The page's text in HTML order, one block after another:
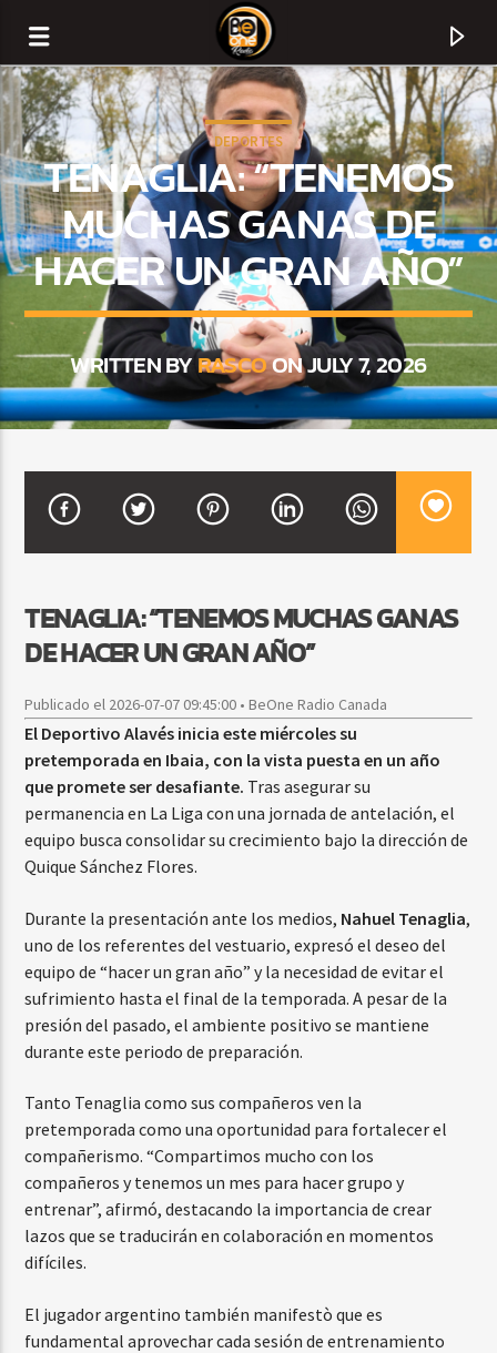
CURRENT TRACK
ARTIST
BALADAS ROMÁNTICAS
4:00 AM 6:00 AM
Beone Radio
DEPORTES
TENAGLIA: “TENEMOS
MUCHAS GANAS DE
HACER UN GRAN AÑO”
WRITTEN BYRASCOON JULY 7, 2026
TENAGLIA: “TENEMOS MUCHAS GANAS
DE HACER UN GRAN AÑO”
Publicado el 2026-07-07 09:45:00 • BeOne Radio Canada
El Deportivo Alavés inicia este miércoles su
pretemporada en Ibaia, con la vista puesta en un año
que promete ser desafiante. Tras asegurar su
permanencia en La Liga con una jornada de antelación, el
equipo busca consolidar su crecimiento bajo la dirección de
Quique Sánchez Flores.
Durante la presentación ante los medios, Nahuel Tenaglia,
uno de los referentes del vestuario, expresó el deseo del
equipo de “hacer un gran año” y la necesidad de evitar el
sufrimiento hasta el final de la temporada. A pesar de la
presión del pasado, el ambiente positivo se mantiene
durante este periodo de preparación.
Tanto Tenaglia como sus compañeros ven la
pretemporada como una oportunidad para fortalecer el
compañerismo. “Compartimos mucho con los
compañeros y tenemos un mes para hacer grupo y
entrenar”, afirmó, destacando la importancia de crear
lazos que se traducirán en colaboración en momentos
difíciles.
El jugador argentino también manifestò que es
fundamental aprovechar cada sesión de entrenamiento